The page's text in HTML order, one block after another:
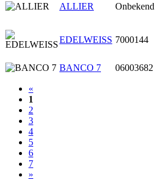
ALLIER
Onbekend
EDELWEISS 7000144
BANCO 7 06003682
«
1
2
3
4
5
6
7
»